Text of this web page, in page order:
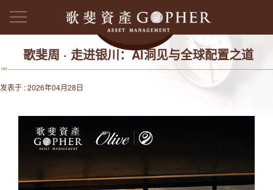
歌斐周 · 走进银川：AI洞见与全球配置之道
发表于 : 2026年04月28日